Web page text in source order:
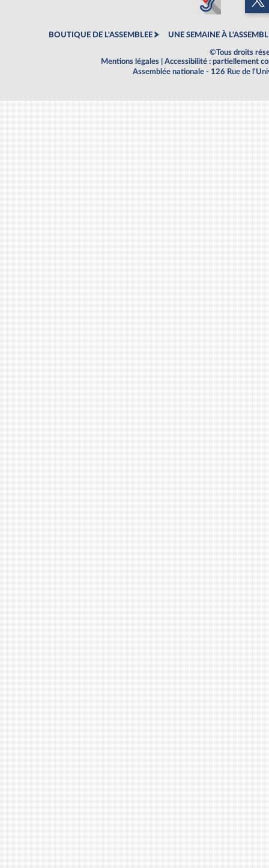
BOUTIQUE DE L'ASSEMBLEE UNE SEMAINE À
©Tous droits
Mentions légales
Accessibilité : partiellement
Assemblée nationale - 126 Rue de